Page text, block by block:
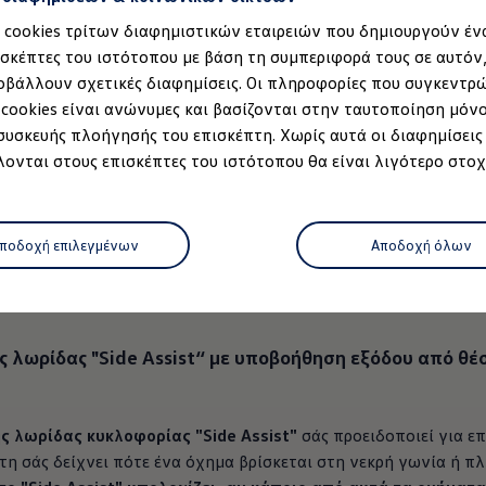
cookies τρίτων διαφημιστικών εταιρειών που δημιουργούν
του ιστότοπου με βάση τη συμπεριφορά τους σε
σχετικές διαφημίσεις. Οι πληροφορίες που
είναι ανώνυμες και βασίζονται στην ταυτοποίηση
πλοήγησής του επισκέπτη. Χωρίς αυτά οι
στους επισκέπτες του ιστότοπου θα είναι λιγότερο
επιλεγμένων Αποδοχή όλων
2
“Lane Assist”
οδήγηση είναι μονότονη, μπορεί να προκύψουν επικίνδυνες
60 χλμ./ώρα και άνω
μπορεί να αναγνωρίσει αν
κίνηση του τιμονιού, επαναφέρει την προσοχή του
"Side Assist“ με υποβοήθηση εξόδου από
λωρίδας κυκλοφορίας "Side Assist" σάς προειδοποιεί για
σάς δείχνει πότε ένα όχημα βρίσκεται στη νεκρή γωνία ή